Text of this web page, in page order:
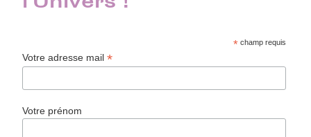
* champ requis
Votre adresse mail*
Votre prénom